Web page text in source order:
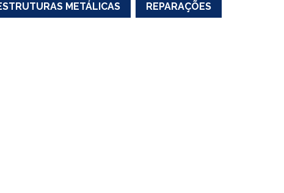
METÁLICAS REPARAÇÕES